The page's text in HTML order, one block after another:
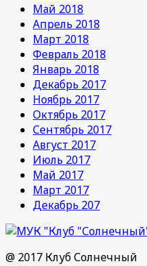
Май 2018
Апрель 2018
Март 2018
Февраль 2018
Январь 2018
Декабрь 2017
Ноябрь 2017
Октябрь 2017
Сентябрь 2017
Август 2017
Июль 2017
Май 2017
Март 2017
Декабрь 207
@ 2017 Клуб Солнечный